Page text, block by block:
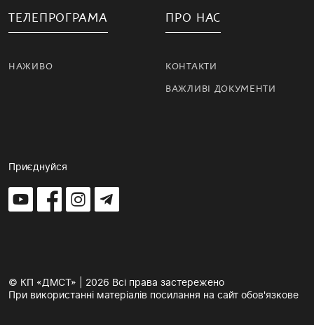
ТЕЛЕПРОГРАМА
НАЖИВО
ПРО НАС
КОНТАКТИ
ВАЖЛИВІ ДОКУМЕНТИ
Приєднуйся
© КП «ДМСТ» | 2026 Всі права застережено
При використанні матеріалів посилання на сайт обов'язкове